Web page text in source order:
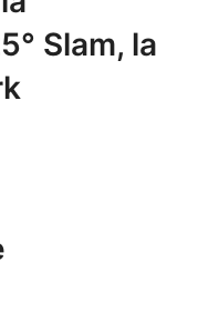
Slam, la